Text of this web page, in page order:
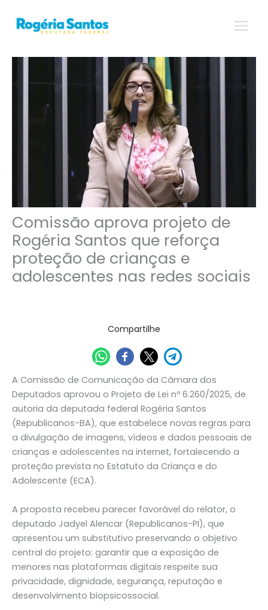
para
Comissão aprova projeto de
Rogéria Santos que reforça
proteção de crianças e
adolescentes nas redes sociais
Compartilhe
A Comissão de Comunicação da Câmara dos
Deputados aprovou o Projeto de Lei nº 6.260/2025, de
autoria da deputada federal Rogéria Santos
(Republicanos-BA), que estabelece novas regras para
a divulgação de imagens, vídeos e dados pessoais de
crianças e adolescentes na internet, fortalecendo a
proteção prevista no Estatuto da Criança e do
Adolescente (ECA).
A proposta recebeu parecer favorável do relator, o
deputado Jadyel Alencar (Republicanos-PI), que
apresentou um substitutivo preservando o objetivo
central do projeto: garantir que a exposição de
menores nas plataformas digitais respeite sua
privacidade, dignidade, segurança, reputação e
desenvolvimento biopsicossocial.